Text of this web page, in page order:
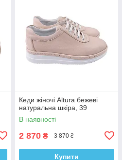
Кеди жіночі Altura бежеві
натуральна шкіра, 39
В наявності
2 870 ₴ 3 870 ₴
Купити